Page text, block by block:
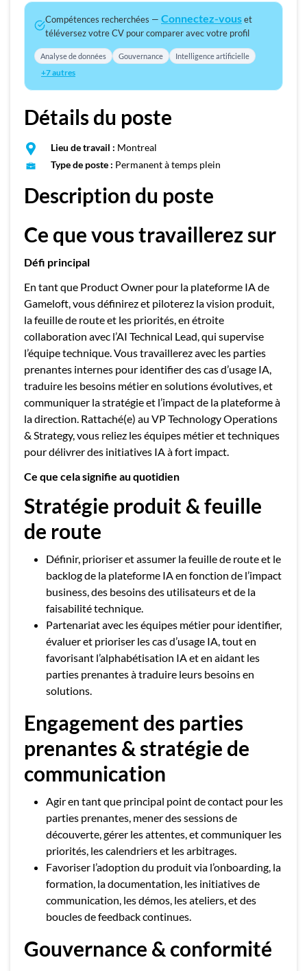
Compétences recherchées — Connectez-vouset
téléversez votre CV pour comparer avec votre profil
Analyse de données Gouvernance Intelligence artificielle
+7 autres
Détails du poste
Lieu de travail : Montreal
Type de poste : Permanent à temps plein
Description du poste
Ce que vous travaillerez sur
Défi principal
En tant que Product Owner pour la plateforme IA de
Gameloft, vous définirez et piloterez la vision produit,
la feuille de route et les priorités, en étroite
collaboration avec l’AI Technical Lead, qui supervise
l’équipe technique. Vous travaillerez avec les parties
prenantes internes pour identifier des cas d’usage IA,
traduire les besoins métier en solutions évolutives, et
communiquer la stratégie et l’impact de la plateforme à
la direction. Rattaché(e) au VP Technology Operations
& Strategy, vous reliez les équipes métier et techniques
pour délivrer des initiatives IA à fort impact.
Ce que cela signifie au quotidien
Stratégie produit & feuille
de route
Définir, prioriser et assumer la feuille de route et le
backlog de la plateforme IA en fonction de l’impact
business, des besoins des utilisateurs et de la
faisabilité technique.
Partenariat avec les équipes métier pour identifier,
évaluer et prioriser les cas d’usage IA, tout en
favorisant l’alphabétisation IA et en aidant les
parties prenantes à traduire leurs besoins en
solutions.
Engagement des parties
prenantes & stratégie de
communication
Agir en tant que principal point de contact pour les
parties prenantes, mener des sessions de
découverte, gérer les attentes, et communiquer les
priorités, les calendriers et les arbitrages.
Favoriser l’adoption du produit via l’onboarding, la
formation, la documentation, les initiatives de
communication, les démos, les ateliers, et des
boucles de feedback continues.
Gouvernance & conformité